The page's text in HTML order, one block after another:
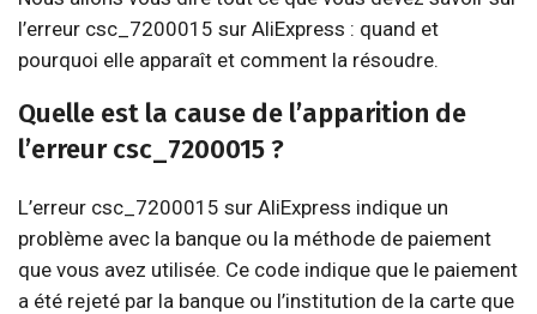
l’erreur csc_7200015 sur AliExpress : quand et
pourquoi elle apparaît et comment la résoudre.
Quelle est la cause de l’apparition de
l’erreur csc_7200015 ?
L’erreur csc_7200015 sur AliExpress indique un
problème avec la banque ou la méthode de paiement
que vous avez utilisée. Ce code indique que le paiement
a été rejeté par la banque ou l’institution de la carte que